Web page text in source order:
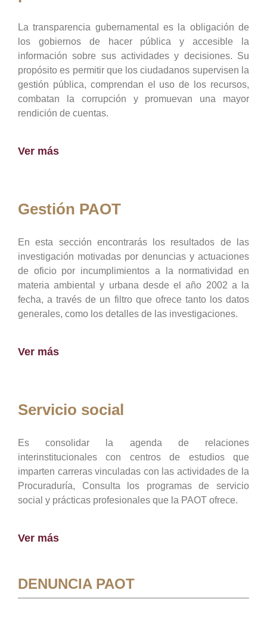
La transparencia gubernamental es la obligación de
los gobiernos de hacer pública y accesible la
información sobre sus actividades y decisiones. Su
propósito es permitir que los ciudadanos supervisen la
gestión pública, comprendan el uso de los recursos,
combatan la corrupción y promuevan una mayor
rendición de cuentas.
Ver más
Gestión PAOT
En esta sección encontrarás los resultados de las
investigación motivadas por denuncias y actuaciones
de oficio por incumplimientos a la normatividad en
materia ambiental y urbana desde el año 2002 a la
fecha, a través de un filtro que ofrece tanto los datos
generales, como los detalles de las investigaciones.
Ver más
Servicio social
Es consolidar la agenda de relaciones
interinstitucionales con centros de estudios que
imparten carreras vinculadas con las actividades de la
Procuraduría, Consulta los programas de servicio
social y prácticas profesionales que la PAOT ofrece.
Ver más
DENUNCIA PAOT